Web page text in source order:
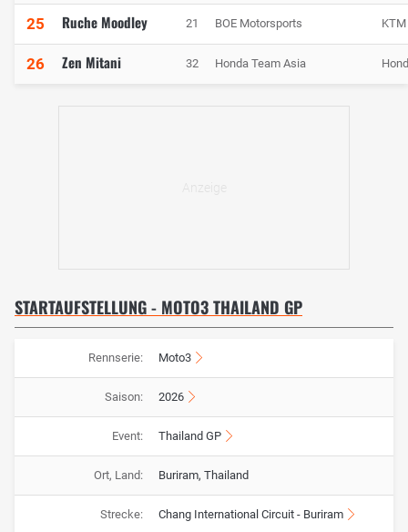
25 Ruche Moodley 21 BOE Motorsports KTM
26 Zen Mitani 32 Honda Team Asia
STARTAUFSTELLUNG - MOTO3 THAILAND GP
Rennserie: Moto3
Saison: 2026
Event: Thailand GP
Ort, Land: Buriram, Thailand
Strecke: Chang International Circuit - Buriram